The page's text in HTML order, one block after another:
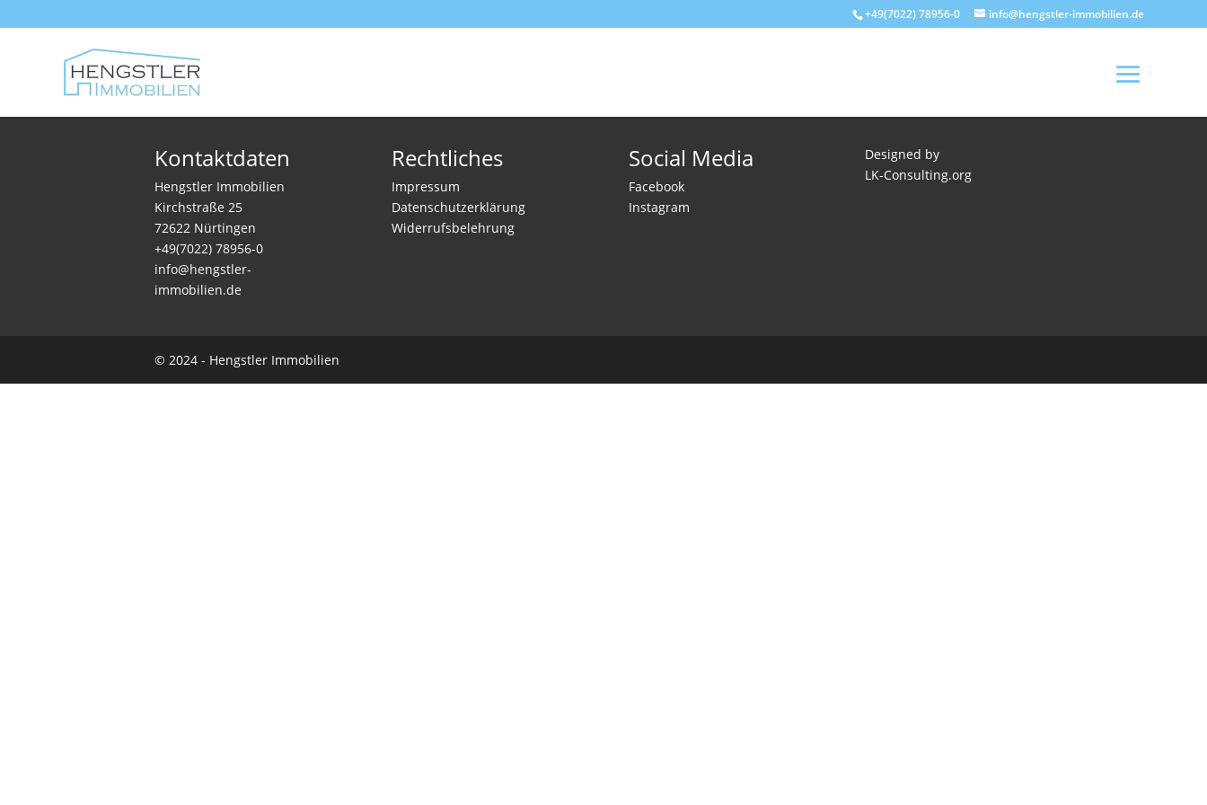
+49(7022) 78956-0 info@hengstler-immobilien.de
Kontaktdaten
Hengstler Immobilien
Kirchstraße 25
72622 Nürtingen
+49(7022) 78956-0
info@hengstler-
immobilien.de
Rechtliches
Impressum
Datenschutzerklärung
Widerrufsbelehrung
Social Media
Facebook
Instagram
Designed by
LK-Consulting.org
© 2024 - Hengstler Immobilien